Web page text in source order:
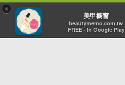
×
美甲櫥窗
beautymemo.com.tw
FREE - In Google Play